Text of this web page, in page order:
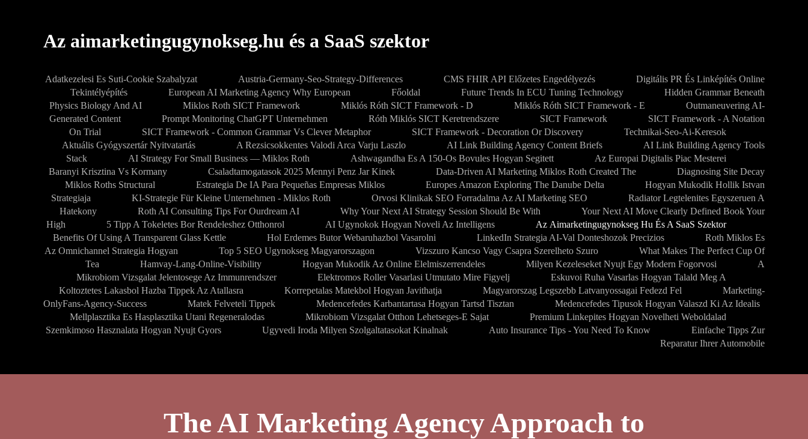
Az aimarketingugynokseg.hu és a SaaS szektor
Adatkezelesi Es Suti-Cookie Szabalyzat Austria-Germany-Seo-Strategy-Differences CMS FHIR API Előzetes Engedélyezés
Digitális PR És Linképítés Online
Tekintélyépítés
European AI Marketing Agency Why European Főoldal Future Trends In ECU Tuning Technology
Hidden Grammar Beneath
Physics Biology And AI
Miklos Roth SICT Framework Miklós Róth SICT Framework - D Miklós Róth SICT Framework - E
Outmaneuvering AI-
Generated Content
Prompt Monitoring ChatGPT Unternehmen Róth Miklós SICT Keretrendszere SICT Framework
SICT Framework - A Notation
On Trial
SICT Framework - Common Grammar Vs Clever Metaphor SICT Framework - Decoration Or Discovery
Technikai-Seo-Ai-Keresok
Aktuális Gyógyszertár Nyitvatartás
A Rezsicsokkentes Valodi Arca Varju Laszlo AI Link Building Agency Content Briefs
AI Link Building Agency Tools
Stack
AI Strategy For Small Business — Miklos Roth Ashwagandha Es A 150-Os Bovules Hogyan Segitett
Az Europai Digitalis Piac Mesterei
Baranyi Krisztina Vs Kormany
Csaladtamogatasok 2025 Mennyi Penz Jar Kinek Data-Driven AI Marketing Miklos Roth Created The
Diagnosing Site Decay
Miklos Roths Structural
Estrategia De IA Para Pequeñas Empresas Miklos Europes Amazon Exploring The Danube Delta
Hogyan Mukodik Hollik Istvan
Strategiaja
KI-Strategie Für Kleine Unternehmen - Miklos Roth Orvosi Klinikak SEO Forradalma Az AI Marketing SEO
Radiator Legtelenites Egyszeruen A
Hatekony
Roth AI Consulting Tips For Ourdream AI Why Your Next AI Strategy Session Should Be With
Your Next AI Move Clearly Defined Book Your
High
5 Tipp A Tokeletes Bor Rendeleshez Otthonrol AI Ugynokok Hogyan Noveli Az Intelligens
Az Aimarketingugynokseg Hu És A SaaS Szektor
Benefits Of Using A Transparent Glass Kettle
Hol Erdemes Butor Webaruhazbol Vasarolni LinkedIn Strategia AI-Val Donteshozok Precizios
Roth Miklos Es
Az Omnichannel Strategia Hogyan
Top 5 SEO Ugynokseg Magyarorszagon Vizszuro Kancso Vagy Csapra Szerelheto Szuro
What Makes The Perfect Cup Of
Tea
Hamvay-Lang-Online-Visibility Hogyan Mukodik Az Online Elelmiszerrendeles Milyen Kezeleseket Nyujt Egy Modern Fogorvosi
A
Mikrobiom Vizsgalat Jelentosege Az Immunrendszer
Elektromos Roller Vasarlasi Utmutato Mire Figyelj
Eskuvoi Ruha Vasarlas Hogyan Talald Meg A
Koltoztetes Lakasbol Hazba Tippek Az Atallasra
Korrepetalas Matekbol Hogyan Javithatja Magyarorszag Legszebb Latvanyossagai Fedezd Fel
Marketing-
OnlyFans-Agency-Success
Matek Felveteli Tippek Medencefedes Karbantartasa Hogyan Tartsd Tisztan
Medencefedes Tipusok Hogyan Valaszd Ki Az Idealis
Mellplasztika Es Hasplasztika Utani Regeneralodas
Mikrobiom Vizsgalat Otthon Lehetseges-E Sajat
Premium Linkepites Hogyan Novelheti Weboldalad
Szemkimoso Hasznalata Hogyan Nyujt Gyors
Ugyvedi Iroda Milyen Szolgaltatasokat Kinalnak Auto Insurance Tips - You Need To Know
Einfache Tipps Zur
Reparatur Ihrer Automobile
The AI Marketing Agency Approach to